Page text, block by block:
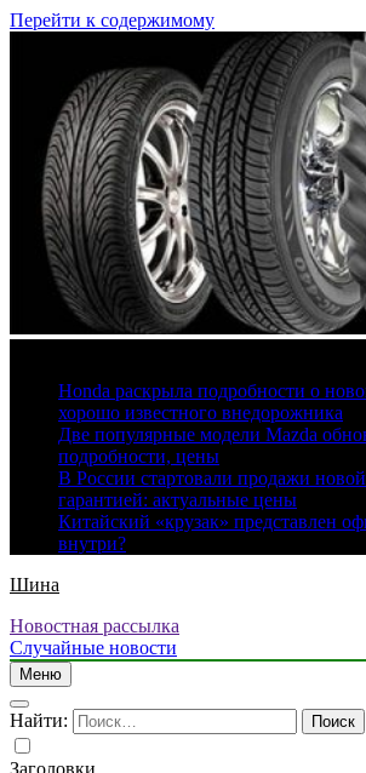
Перейти к содержимому
Honda раскрыла подробности о
хорошо известного внедорожника
Две популярные модели Mazda
подробности, цены
В России стартовали продажи
гарантией: актуальные цены
Китайский «крузак» представлен
внутри?
Шина
Новостная рассылка
Случайные новости
Меню
Найти:
Заголовки